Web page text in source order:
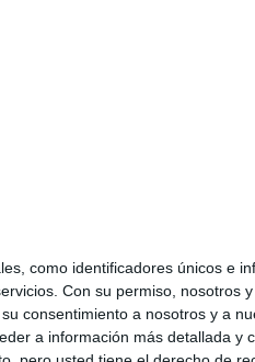
como identificadores únicos e
Con su permiso, nosotros
consentimiento a nosotros y a
a información más detallada y